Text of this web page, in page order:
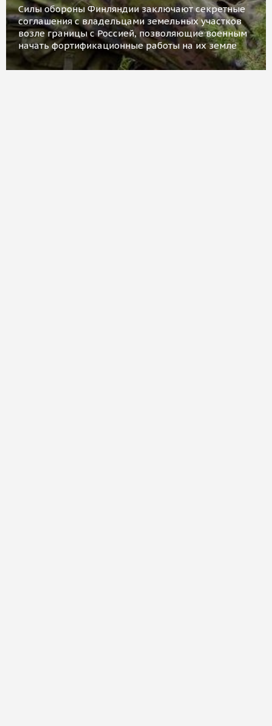
Силы обороны Финляндии заключают секретные
соглашения с владельцами земельных участков
возле границы с Россией, позволяющие военным
начать фортификационные работы на их земле